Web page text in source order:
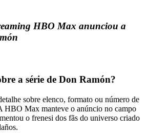
HBO Max anunciou a
a série de Don Ramón?
sobre elenco, formato ou número de
HBO Max manteve o anúncio no campo
o frenesi dos fãs do universo criado